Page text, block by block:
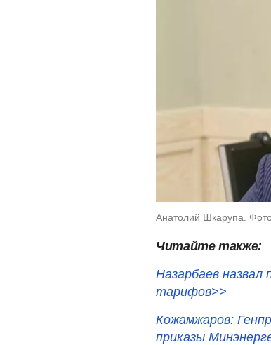
Анатолий Шкарупа.
Читайте также:
Назарбаев
тарифов>>
Кожамжаров:
приказы